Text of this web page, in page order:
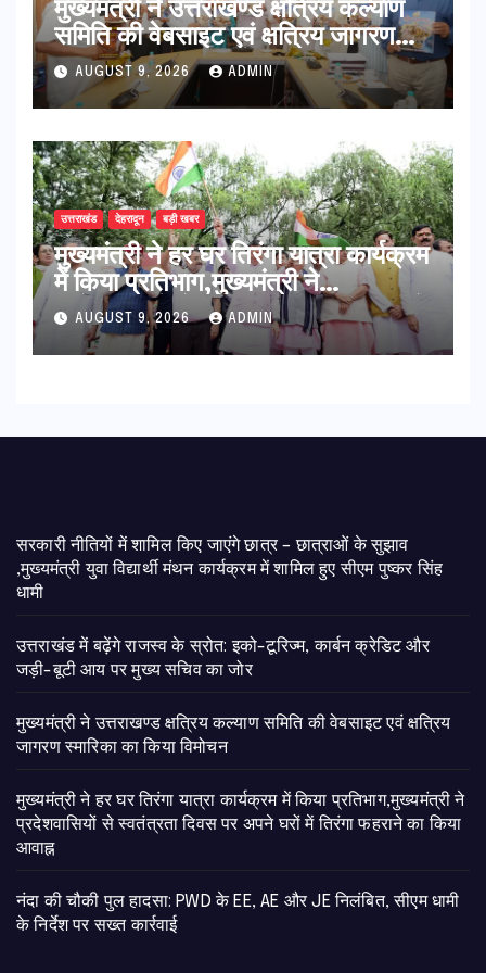
मुख्यमंत्री ने उत्तराखण्ड क्षत्रिय कल्याण
समिति की वेबसाइट एवं क्षत्रिय जागरण
स्मारिका का किया विमोचन
AUGUST 9, 2026 ADMIN
उत्तराखंड देहरादून बड़ी खबर
मुख्यमंत्री ने हर घर तिरंगा यात्रा कार्यक्रम
में किया प्रतिभाग,मुख्यमंत्री ने
प्रदेशवासियों से स्वतंत्रता दिवस पर अपने
घरों में तिरंगा फहराने का किया आवाह्न
AUGUST 9, 2026 ADMIN
सरकारी नीतियों में शामिल किए जाएंगे छात्र – छात्राओं के सुझाव
,मुख्यमंत्री युवा विद्यार्थी मंथन कार्यक्रम में शामिल हुए सीएम पुष्कर सिंह
धामी
उत्तराखंड में बढ़ेंगे राजस्व के स्रोत: इको-टूरिज्म, कार्बन क्रेडिट और
जड़ी-बूटी आय पर मुख्य सचिव का जोर
मुख्यमंत्री ने उत्तराखण्ड क्षत्रिय कल्याण समिति की वेबसाइट एवं क्षत्रिय
जागरण स्मारिका का किया विमोचन
मुख्यमंत्री ने हर घर तिरंगा यात्रा कार्यक्रम में किया प्रतिभाग,मुख्यमंत्री ने
प्रदेशवासियों से स्वतंत्रता दिवस पर अपने घरों में तिरंगा फहराने का किया
आवाह्न
नंदा की चौकी पुल हादसा: PWD के EE, AE और JE निलंबित, सीएम धामी
के निर्देश पर सख्त कार्रवाई